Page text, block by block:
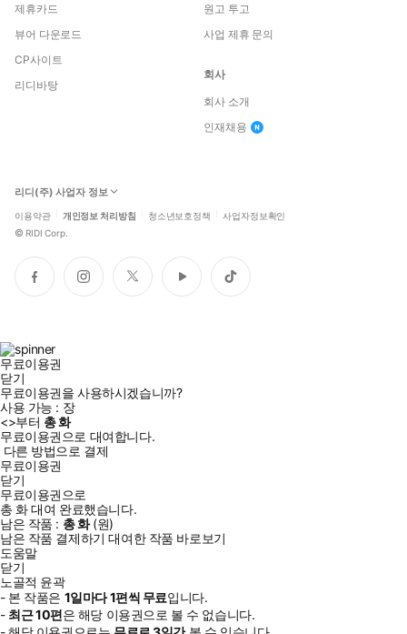
제휴카드
뷰어 다운로드
CP사이트
리디바탕
원고 투고
사업 제휴 문의
회사
회사 소개
인재채용
리디(주) 사업자 정보
이용약관 개인정보 처리방침 청소년보호정책 사업자정보확인
© RIDI Corp.
페
이
인
스
트
위
유
튜
틱
톡
무료이용권
닫기
무료이용권을 사용하시겠습니까?
사용 가능 : 장
<>부터 총화
무료이용권으로 대여합니다.
다른 방법으로 결제
무료이용권
닫기
무료이용권으로
총 화대여 완료했습니다.
남은 작품 : 총화(원)
남은 작품 결제하기 대여한 작품 바로보기
도움말
닫기
노골적 윤곽
- 본 작품은 1일마다1편씩 무료입니다.
- 최근10편은 해당 이용권으로 볼 수 없습니다.